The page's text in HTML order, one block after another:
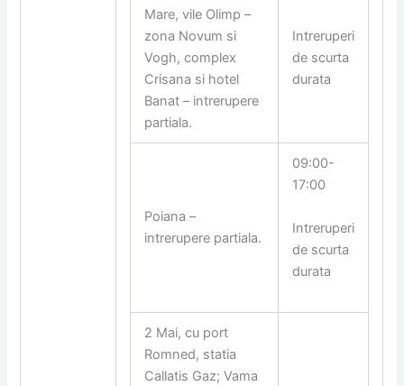
Mare, vile Olimp –
zona Novum si
Vogh, complex
Crisana si hotel
Banat – intrerupere
partiala.
Intreruperi
de scurta
durata
Poiana –
intrerupere partiala.
09:00-
17:00
Intreruperi
de scurta
durata
2 Mai, cu port
Romned, statia
Callatis Gaz; Vama